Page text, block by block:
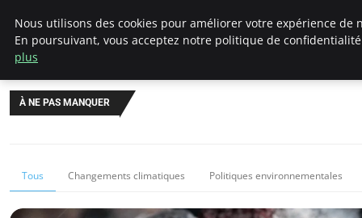
Climategatecountryclub.com
À NE PAS MANQUER
Tous Changements climatiques Politiques environnementales
Nous utilisons des cookies pour améliorer votre expérience de
En poursuivant, vous acceptez notre politique de
plus